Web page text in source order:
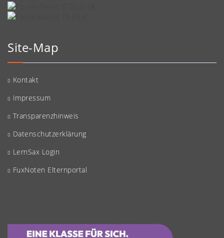
Site-Map
Kontakt
Impressum
Transparenzhinweis
Datenschutzerklärung
LernSax Login
FuxNoten Elternportal